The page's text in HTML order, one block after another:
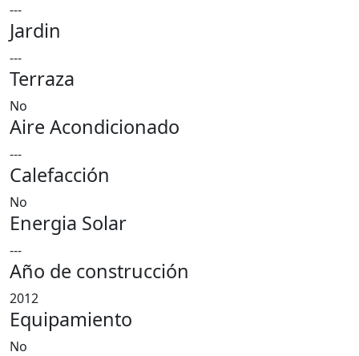
---
Jardin
---
Terraza
No
Aire Acondicionado
---
Calefacción
No
Energia Solar
---
Año de construcción
2012
Equipamiento
No